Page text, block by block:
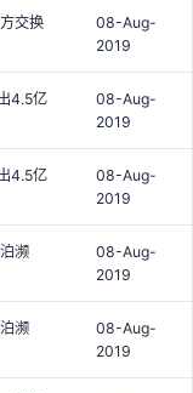
交换
08-Aug-
2019
4.5亿
08-Aug-
2019
4.5亿
08-Aug-
2019
濒
08-Aug-
2019
濒
08-Aug-
2019